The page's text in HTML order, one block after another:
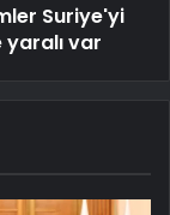
Suriye'yi
var